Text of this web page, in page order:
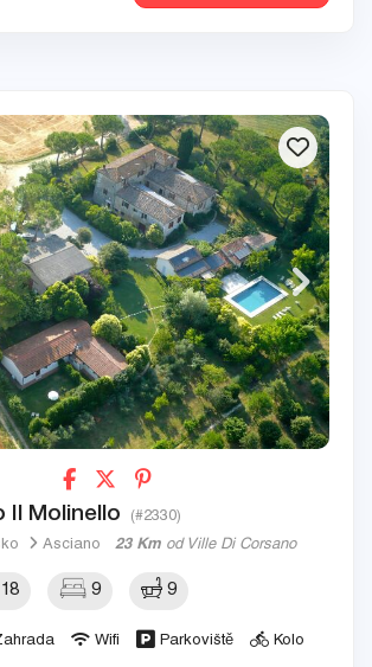
Il Molinello (#2330)
Asciano 23 Km od Ville Di Corsano
18 9 9
Wifi Parkoviště
Kolo